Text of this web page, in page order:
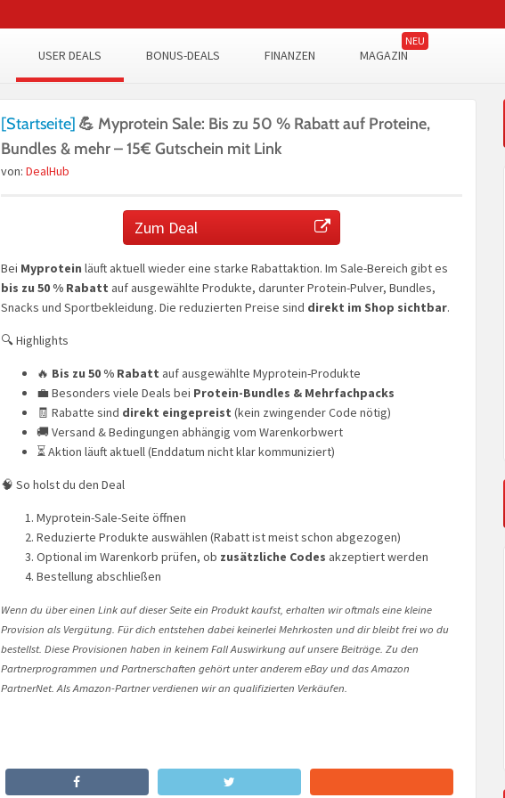
USER DEALS BONUS-DEALS FINANZEN MAGAZIN
[Startseite] 💪 Myprotein Sale: Bis zu 50 % Rabatt auf Proteine,
Bundles & mehr – 15€ Gutschein mit Link
von: DealHub
Zum Deal
Bei Myprotein läuft aktuell wieder eine starke Rabattaktion. Im Sale-Bereich gibt es
bis zu 50 % Rabatt auf ausgewählte Produkte, darunter Protein-Pulver, Bundles,
Snacks und Sportbekleidung. Die reduzierten Preise sind direkt im Shop sichtbar.
🔍 Highlights
🔥 Bis zu 50 % Rabatt auf ausgewählte Myprotein-Produkte
💼 Besonders viele Deals bei Protein-Bundles & Mehrfachpacks
🧾 Rabatte sind direkt eingepreist (kein zwingender Code nötig)
🚚 Versand & Bedingungen abhängig vom Warenkorbwert
⏳ Aktion läuft aktuell (Enddatum nicht klar kommuniziert)
🧠 So holst du den Deal
Myprotein-Sale-Seite öffnen
Reduzierte Produkte auswählen (Rabatt ist meist schon abgezogen)
Optional im Warenkorb prüfen, ob zusätzliche Codes akzeptiert werden
Bestellung abschließen
Wenn du über einen Link auf dieser Seite ein Produkt kaufst, erhalten wir oftmals eine kleine
Provision als Vergütung. Für dich entstehen dabei keinerlei Mehrkosten und dir bleibt frei wo du
bestellst. Diese Provisionen haben in keinem Fall Auswirkung auf unsere Beiträge. Zu den
Partnerprogrammen und Partnerschaften gehört unter anderem eBay und das Amazon
PartnerNet. Als Amazon-Partner verdienen wir an qualifizierten Verkäufen.